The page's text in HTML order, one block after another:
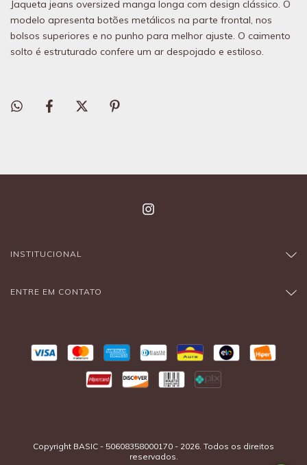
Jaqueta jeans oversized manga longa com design clássico. O
modelo apresenta botões metálicos na parte frontal, nos
bolsos superiores e no punho para melhor ajuste. O caimento
solto é estruturado confere um ar despojado e estiloso.
INSTITUCIONAL
ENTRE EM CONTATO
Copyright BASIC - 50608358000170 - 2026. Todos os direitos
reservados.